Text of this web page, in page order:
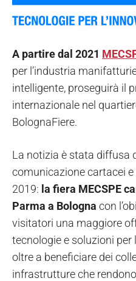
A partire dal 2021
per l’industria
intelligente, proseguirà il
internazionale nel
BolognaFiere.
La notizia è stata diffusa
comunicazione cartacei
2019: la fiera MECSPE
Parma a Bologna con
visitatori una maggiore
tecnologie e soluzioni
oltre a beneficiare dei
infrastrutture che